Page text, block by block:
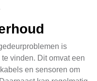
is
vinden. Dit omvat een
en sensoren om